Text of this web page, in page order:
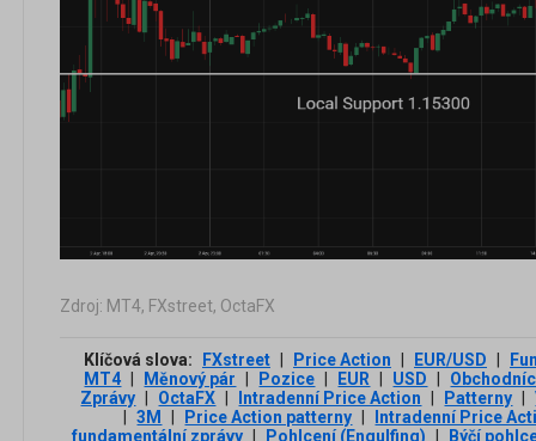
Zdroj: MT4, FXstreet, OctaFX
Klíčová slova: FXstreet Price Action EUR/USD
MT4
Měnový pár Pozice EUR USD
Zprávy
OctaFX Intradenní Price Action Patterny
3М Price Action patterny
Intradenní Price
fundamentální zprávy
Pohlcení (Engulfing)
Býčí